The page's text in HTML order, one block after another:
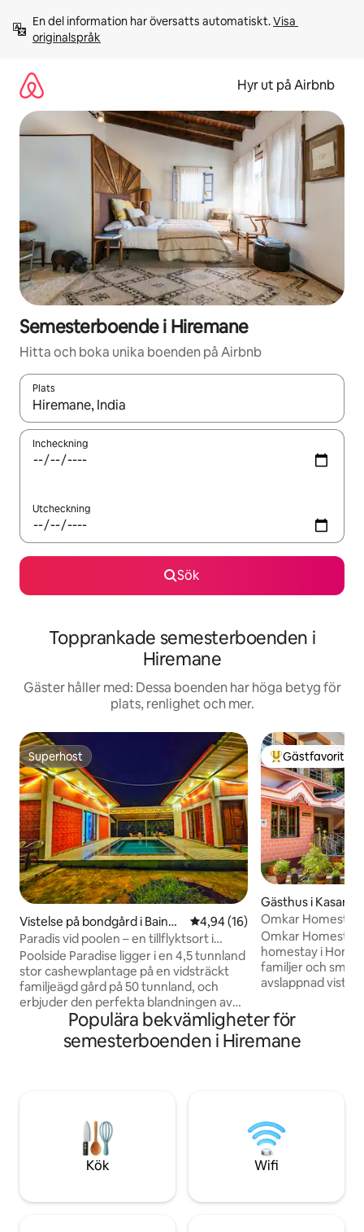
innehåll
En del information har översatts automatiskt. Visa
originalspråk
Hyr ut på Airbnb
Semesterboende i Hiremane
Hitta och boka unika boenden på Airbnb
Plats
När resultaten är tillgängliga kan du navigera med upp- och
Incheckning
Utcheckning
Sök
Topprankade semesterboenden i
Hiremane
Gäster håller med: Dessa boenden har höga betyg för
plats, renlighet och mer.
Superhost
Superhost
Vistelse på bondgård i Baindu
r
4,94 av 5 i genomsnittligt
4,94 (16)
Paradis vid poolen – en tillflyktsort i
naturen
Poolside Paradise ligger i en 4,5 tunnland
stor cashewplantage på en vidsträckt
familjeägd gård på 50 tunnland, och
erbjuder den perfekta blandningen av
rustik charm och modern komfort. Med
två luftkonditionerade stugor anslutna
med en egen pool och omgiven av den
naturen som omger dig. Poolside
Paradise lovar en unik och minnesvärd
Populär
Gästfavorit
Gästhus i
Omkar
Honavar
Omkar
homestay i
familjer och små
avslappnad
för komfort med
Beläget nära
boardwalks och
varmt, hjälpsamt
verkligen gör att
hemma.
Populära bekvämligheter för
semesterboenden i Hiremane
Kök Wifi